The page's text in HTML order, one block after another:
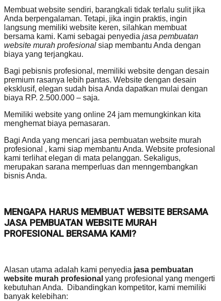
Membuat website sendiri, barangkali tidak terlalu sulit jika
Anda berpengalaman. Tetapi, jika ingin praktis, ingin
langsung memiliki website keren, silahkan membuat
bersama kami. Kami sebagai penyedia jasa pembuatan
website murah profesional siap membantu Anda dengan
biaya yang terjangkau.
Bagi pebisnis profesional, memiliki website dengan desain
premium rasanya lebih pantas. Website dengan desain
eksklusif, elegan sudah bisa Anda dapatkan mulai dengan
biaya RP. 2.500.000 – saja.
Memiliki website yang online 24 jam memungkinkan kita
menghemat biaya pemasaran.
Bagi Anda yang mencari jasa pembuatan website murah
profesional , kami siap membantu Anda. Website profesional
kami terlihat elegan di mata pelanggan. Sekaligus,
merupakan sarana memperluas dan menngembangkan
bisnis Anda.
MENGAPA HARUS MEMBUAT WEBSITE BERSAMA
JASA PEMBUATAN WEBSITE MURAH
PROFESIONAL BERSAMA KAMI?
Alasan utama adalah kami penyedia jasa pembuatan
website murah profesional yang profesional yang mengerti
kebutuhan Anda. Dibandingkan kompetitor, kami memiliki
banyak kelebihan: